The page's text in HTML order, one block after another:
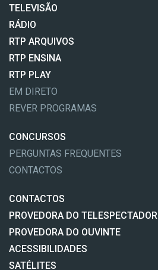
TELEVISÃO
RÁDIO
RTP ARQUIVOS
RTP ENSINA
RTP PLAY
EM DIRETO
REVER PROGRAMAS
CONCURSOS
PERGUNTAS FREQUENTES
CONTACTOS
CONTACTOS
PROVEDORA DO TELESPECTADOR
PROVEDORA DO OUVINTE
ACESSIBILIDADES
SATÉLITES